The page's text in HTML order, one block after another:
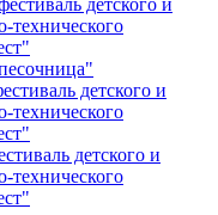
детского и
технического
детского и
технического
детского и
технического